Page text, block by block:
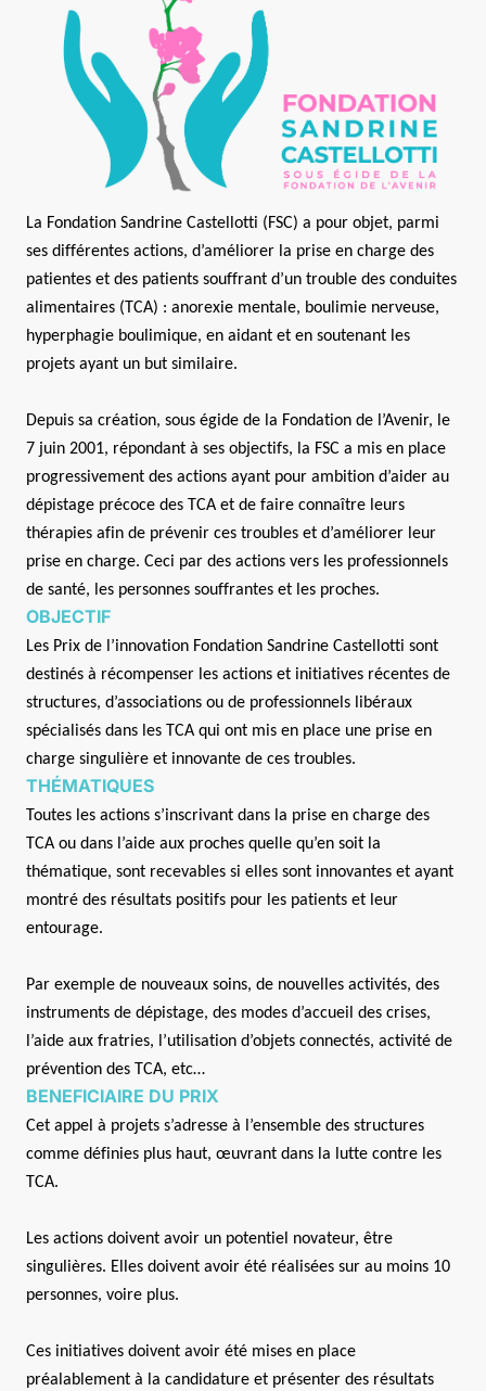
La Fondation Sandrine Castellotti (FSC) a pour objet, parmi
ses différentes actions, d’améliorer la prise en charge des
patientes et des patients souffrant d’un trouble des conduites
alimentaires (TCA) : anorexie mentale, boulimie nerveuse,
hyperphagie boulimique, en aidant et en soutenant les
projets ayant un but similaire.
Depuis sa création, sous égide de la Fondation de l’Avenir, le
7 juin 2001, répondant à ses objectifs, la FSC a mis en place
progressivement des actions ayant pour ambition d’aider au
dépistage précoce des TCA et de faire connaître leurs
thérapies afin de prévenir ces troubles et d’améliorer leur
prise en charge. Ceci par des actions vers les professionnels
de santé, les personnes souffrantes et les proches.
OBJECTIF
Les Prix de l’innovation Fondation Sandrine Castellotti sont
destinés à récompenser les actions et initiatives récentes de
structures, d’associations ou de professionnels libéraux
spécialisés dans les TCA qui ont mis en place une prise en
charge singulière et innovante de ces troubles.
THÉMATIQUES
Toutes les actions s’inscrivant dans la prise en charge des
TCA ou dans l’aide aux proches quelle qu’en soit la
thématique, sont recevables si elles sont innovantes et ayant
montré des résultats positifs pour les patients et leur
entourage.
Par exemple de nouveaux soins, de nouvelles activités, des
instruments de dépistage, des modes d’accueil des crises,
l’aide aux fratries, l’utilisation d’objets connectés, activité de
prévention des TCA, etc…
BENEFICIAIRE DU PRIX
Cet appel à projets s’adresse à l’ensemble des structures
comme définies plus haut, œuvrant dans la lutte contre les
TCA.
Les actions doivent avoir un potentiel novateur, être
singulières. Elles doivent avoir été réalisées sur au moins 10
personnes, voire plus.
Ces initiatives doivent avoir été mises en place
préalablement à la candidature et présenter des résultats